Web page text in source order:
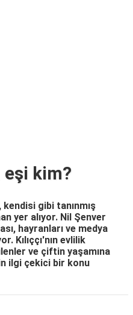
eşi kim?
kendisi gibi tanınmış
yer alıyor. Nil Şenver
hayranları ve medya
Kılıççı'nın evlilik
ve çiftin yaşamına
ilgi çekici bir konu